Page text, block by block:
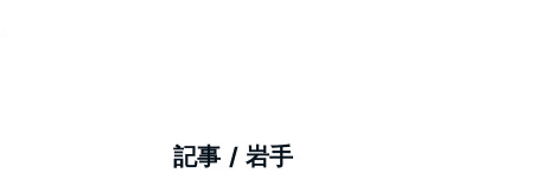
記事 / 岩手